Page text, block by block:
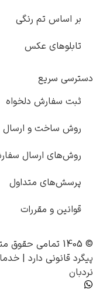
بر اساس تم رنگی
تابلوهای عکس
دسترسی سریع
ثبت سفارش دلخواه
روش ساخت و ارسال
روش‌های ارسال
پرسش‌های متداول
قوانین و مقررات
© 1405 تمامی حقوق متعلق به
پیگرد قانونی دارد |
نردبان